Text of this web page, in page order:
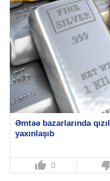
Əmtəə bazarlarında
yaxınlaşıb
thumb_up 0